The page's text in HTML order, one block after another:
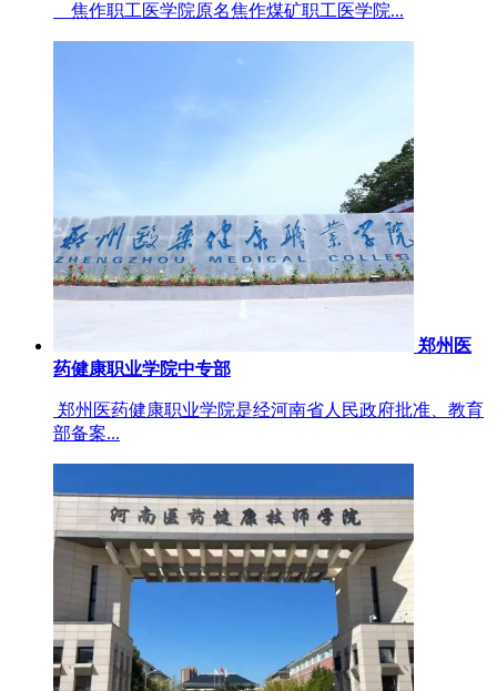
焦作职工医学院原名焦作煤矿职工医学院...
郑州医
药健康职业学院中专部
郑州医药健康职业学院是经河南省人民政府批准、教育
部备案...